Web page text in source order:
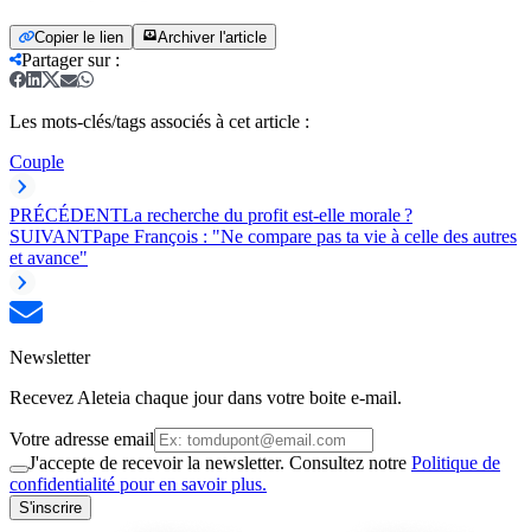
Copier le lien Archiver l'article
Partager sur:
Les mots-clés/tags associés à cet article :
Couple
PRÉCÉDENTLa recherche du profit est-elle morale ?
SUIVANTPape François : "Ne compare pas ta vie à celle des autres
et avance"
Newsletter
Recevez Aleteia chaque jour dans votre boite e-mail.
Votre adresse email
J'accepte de recevoir la newsletter. Consultez notre Politique de
confidentialité pour en savoir plus.
S'inscrire